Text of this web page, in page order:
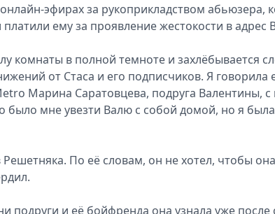
эфирах за рукоприкладством абьюзера,
ему за проявление жестокости в адрес
комнаты в полной темноте и захлёбывается
от Стаса и его подписчиков. Я
Марина Саратовцева, подруга Валентины,
было мне увезти Валю с собой домой, но я
По её словам, он не хотел, чтобы
подруги и её бойфренда она узнала уже после